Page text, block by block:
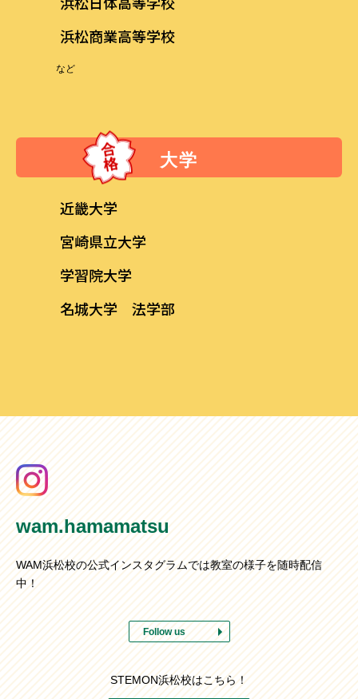
浜松商業高等学校
など
大学
近畿大学
宮崎県立大学
学習院大学
名城大学 法学部
wam.hamamatsu
WAM浜松校の公式インスタグラムでは教室の様子を随時配信
中！
Follow us
STEMON浜松校はこちら！